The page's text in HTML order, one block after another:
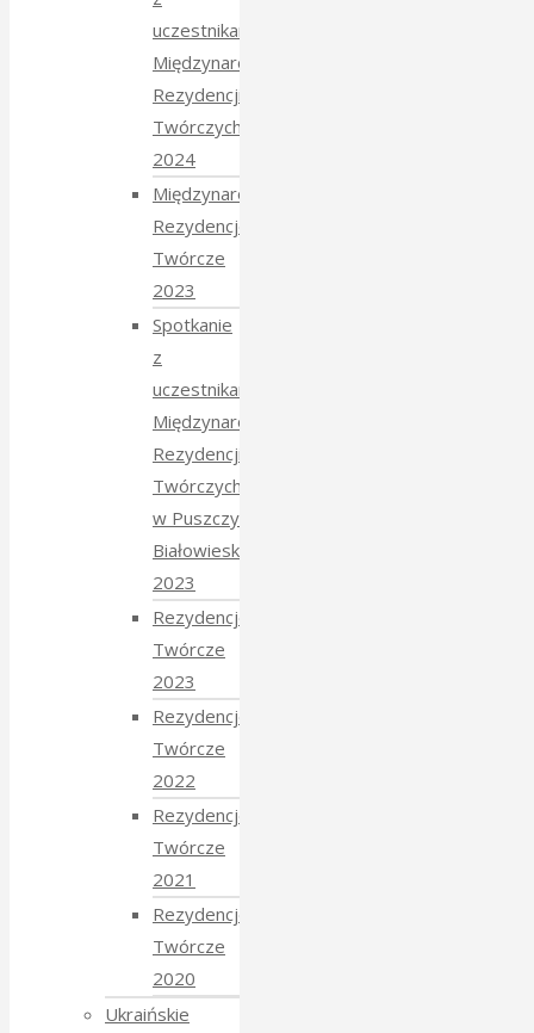
uczestnikami
Międzynarodowych
Rezydencji
Twórczych
2024
Międzynarodowe
Rezydencje
Twórcze
2023
Spotkanie
z
uczestnikami
Międzynarodowych
Rezydencji
Twórczych
w Puszczy
Białowieskiej
2023
Rezydencje
Twórcze
2023
Rezydencje
Twórcze
2022
Rezydencje
Twórcze
2021
Rezydencje
Twórcze
2020
Ukraińskie